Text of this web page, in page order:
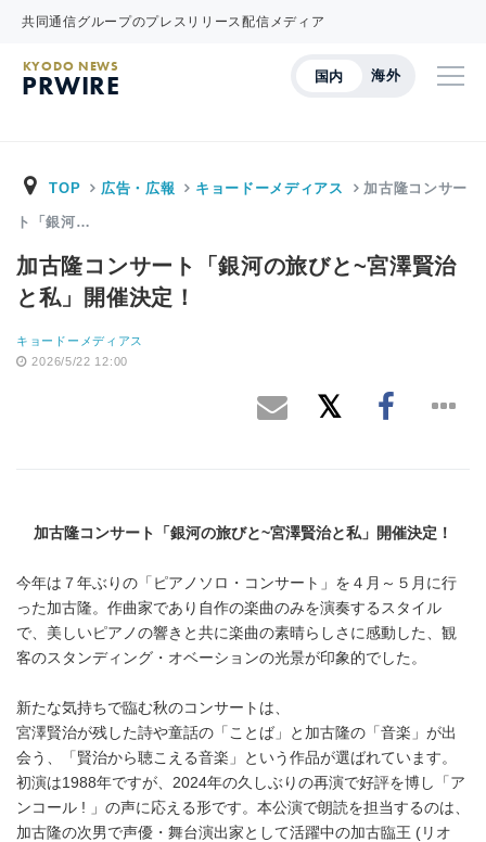
共同通信グループのプレスリリース配信メディア
国内 海外
KYODO NEWS
PRWIRE
TOP 広告・広報 キョードーメディアス 加古隆コンサー
ト「銀河…
加古隆コンサート「銀河の旅びと~宮澤賢治
と私」開催決定！
キョードーメディアス
2026/5/22 12:00
加古隆コンサート「銀河の旅びと~宮澤賢治と私」開催決定！
今年は７年ぶりの「ピアノソロ・コンサート」を４月～５月に行
った加古隆。作曲家であり自作の楽曲のみを演奏するスタイル
で、美しいピアノの響きと共に楽曲の素晴らしさに感動した、観
客のスタンディング・オベーションの光景が印象的でした。
新たな気持ちで臨む秋のコンサートは、
宮澤賢治が残した詩や童話の「ことば」と加古隆の「音楽」が出
会う、「賢治から聴こえる音楽」という作品が選ばれています。
初演は1988年ですが、2024年の久しぶりの再演で好評を博し「ア
ンコール ! 」の声に応える形です。本公演で朗読を担当するのは、
加古隆の次男で声優・舞台演出家として活躍中の加古臨王 (リオ